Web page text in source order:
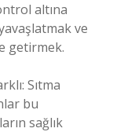
altına
ve
getirmek.
Sıtma
bu
sağlık